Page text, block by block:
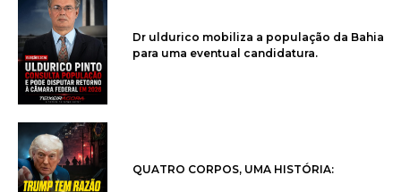
Dr uldurico mobiliza a população da Bahia
para uma eventual candidatura.
QUATRO CORPOS, UMA HISTÓRIA: